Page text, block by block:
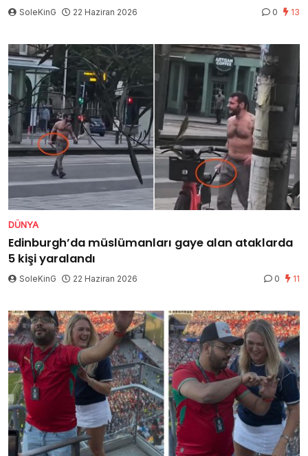
SoleKinG 22 Haziran 2026 0 13
DÜNYA
Edinburgh’da müslümanları gaye alan ataklarda
5 kişi yaralandı
SoleKinG 22 Haziran 2026 0 11